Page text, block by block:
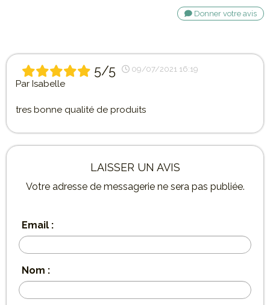
Donner votre avis
5/5 09/07/2021 16:19
Par Isabelle
tres bonne qualité de produits
LAISSER UN AVIS
Votre adresse de messagerie ne sera pas publiée.
Email :
Nom :